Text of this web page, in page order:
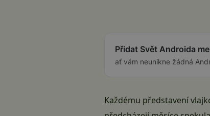
Přidat Svět Androida
ať vám neunikne žádná
Každému představení